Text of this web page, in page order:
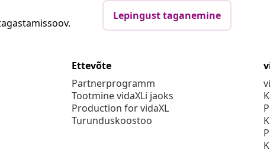
Lepingust taganemine
Ettevõte
Partnerprogramm
Tootmine vidaXLi jaoks
Production for vidaXL
Turunduskoostoo